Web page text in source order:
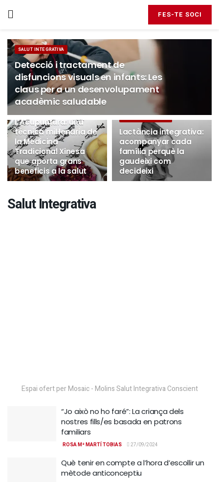
FES-TE SOCI
SALUT INTEGRATIVA
Detecció i tractament de
disfuncions visuals en infants: Les
claus per a un desenvolupament
acadèmic saludable
L’Acupuntura: una
técnica mil·lenària de
la Medicina
Tradicional Xinesa
que aporta grans
beneficis a la salut
Lactància integrativa:
acompanyar cada
família perquè la
gaudeixi com
decideixi
Salut Integrativa
Espai ofert per Mosaic - Molins Salut Integrativa Conscient
“Jo això no ho faré”: La criança dels
nostres fills/es basada en patrons
familiars
ROSA Mª MARTÍ TOBIAS 27/09/2024
Què tenir en compte a l’hora d’escollir un
mètode anticonceptiu